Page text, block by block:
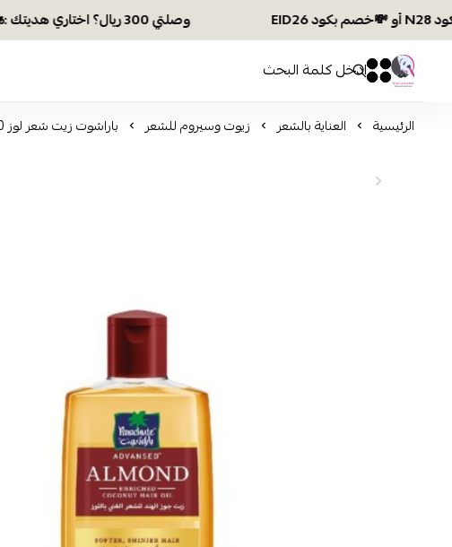
وصلتي 300 ريال؟ اختاري هديتك :🏍 شحن مجاني بكود N28 أو 💸خصم بكود EID26
افكار ومخازن العناية
0 0
الرئيسية العناية بالشعر زيوت وسيروم للشعر باراشوت زيت شعر لوز 200 مل